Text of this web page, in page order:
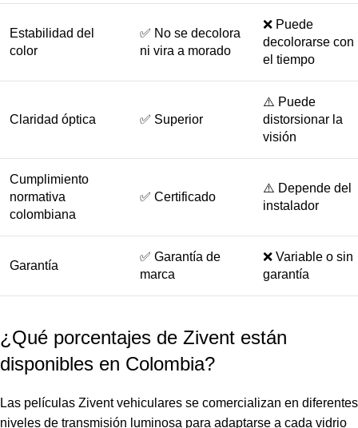
Estabilidad del
color
✅ No se decolora
ni vira a morado
❌ Puede
decolorarse con
el tiempo
Claridad óptica ✅ Superior
⚠️ Puede
distorsionar la
visión
Cumplimiento
normativa
colombiana
✅ Certificado
⚠️ Depende del
instalador
Garantía
✅ Garantía de
marca
❌ Variable o sin
garantía
¿Qué porcentajes de Zivent están
disponibles en Colombia?
Las películas Zivent vehiculares se comercializan en diferentes
niveles de transmisión luminosa para adaptarse a cada vidrio